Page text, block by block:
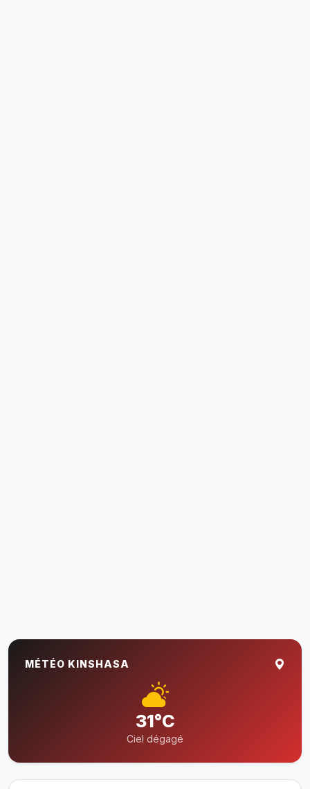
MÉTÉO KINSHASA
31°C
Ciel dégagé